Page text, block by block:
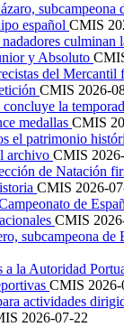
subcampeona
español CMIS
culminan
y Absoluto
del Mercantil
CMIS 2026-
la
medallas CMIS
el patrimonio
archivo CMIS
de Natación
CMIS 2026-
de
CMIS
subcampeona de
a la Autoridad
CMIS
actividades
2026-07-22